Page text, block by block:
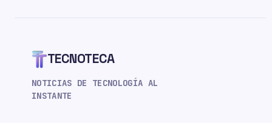
TECNOTECA
NOTICIAS DE TECNOLOGÍA AL
INSTANTE